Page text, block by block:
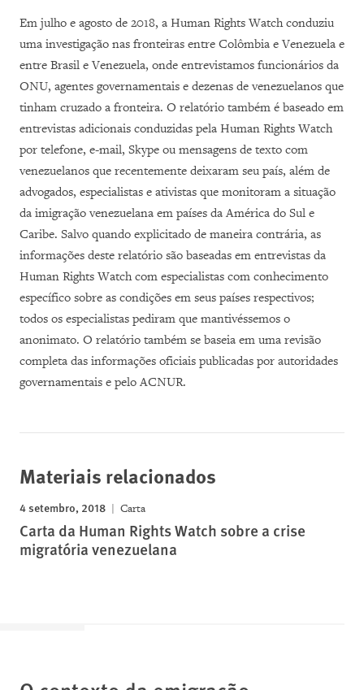
Em julho e agosto de 2018, a Human Rights Watch conduziu
uma investigação nas fronteiras entre Colômbia e Venezuela e
entre Brasil e Venezuela, onde entrevistamos funcionários da
ONU, agentes governamentais e dezenas de venezuelanos que
tinham cruzado a fronteira. O relatório também é baseado em
entrevistas adicionais conduzidas pela Human Rights Watch
por telefone, e-mail, Skype ou mensagens de texto com
venezuelanos que recentemente deixaram seu país, além de
advogados, especialistas e ativistas que monitoram a situação
da imigração venezuelana em países da América do Sul e
Caribe. Salvo quando explicitado de maneira contrária, as
informações deste relatório são baseadas em entrevistas da
Human Rights Watch com especialistas com conhecimento
específico sobre as condições em seus países respectivos;
todos os especialistas pediram que mantivéssemos o
anonimato. O relatório também se baseia em uma revisão
completa das informações oficiais publicadas por autoridades
governamentais e pelo ACNUR.
Materiais relacionados
4 setembro, 2018 Carta
Carta da Human Rights Watch sobre a crise
migratória venezuelana